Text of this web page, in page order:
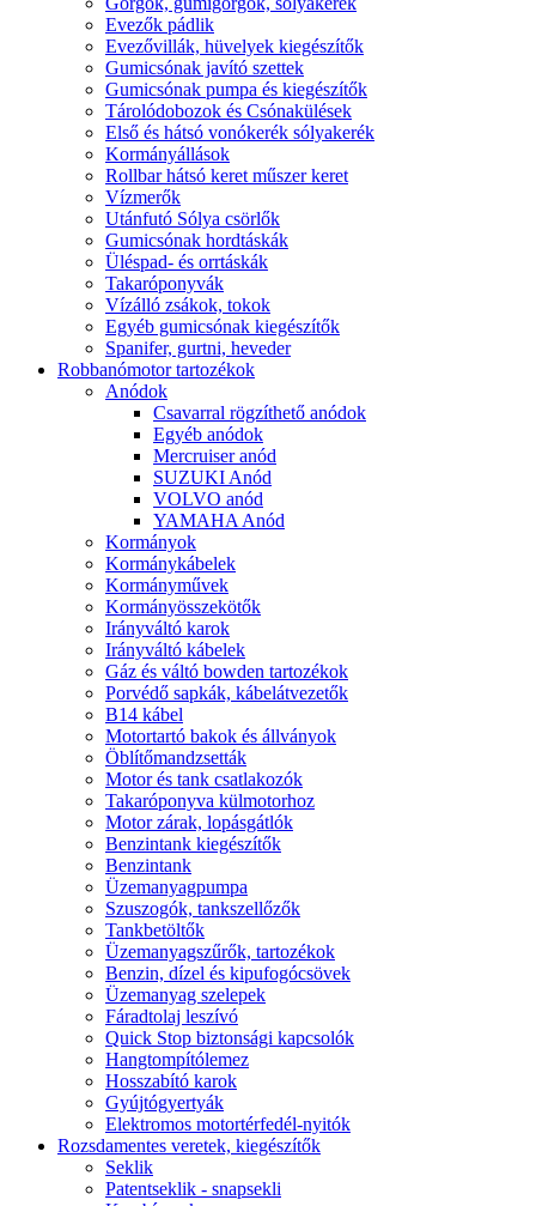
Evezők pádlik
Evezővillák, hüvelyek kiegészítők
Gumicsónak javító szettek
Gumicsónak pumpa és kiegészítők
Tárolódobozok és Csónakülések
Első és hátsó vonókerék sólyakerék
Kormányállások
Rollbar hátsó keret műszer keret
Vízmerők
Utánfutó Sólya csörlők
Gumicsónak hordtáskák
Üléspad- és orrtáskák
Takaróponyvák
Vízálló zsákok, tokok
Egyéb gumicsónak kiegészítők
Spanifer, gurtni, heveder
Robbanómotor tartozékok
Anódok
Csavarral rögzíthető anódok
Egyéb anódok
Mercruiser anód
SUZUKI Anód
VOLVO anód
YAMAHA Anód
Kormányok
Kormánykábelek
Kormányművek
Kormányösszekötők
Irányváltó karok
Irányváltó kábelek
Gáz és váltó bowden tartozékok
Porvédő sapkák, kábelátvezetők
B14 kábel
Motortartó bakok és állványok
Öblítőmandzsetták
Motor és tank csatlakozók
Takaróponyva külmotorhoz
Motor zárak, lopásgátlók
Benzintank kiegészítők
Benzintank
Üzemanyagpumpa
Szuszogók, tankszellőzők
Tankbetöltők
Üzemanyagszűrők, tartozékok
Benzin, dízel és kipufogócsövek
Üzemanyag szelepek
Fáradtolaj leszívó
Quick Stop biztonsági kapcsolók
Hangtompítólemez
Hosszabító karok
Gyújtógyertyák
Elektromos motortérfedél-nyitók
Rozsdamentes veretek, kiegészítők
Seklik
Patentseklik - snapsekli